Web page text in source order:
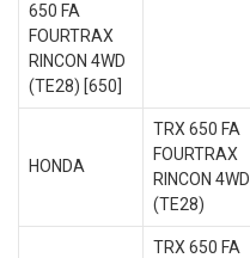
650 FA
FOURTRAX
RINCON 4WD
(TE28) [650]
HONDA
TRX 650 FA
FOURTRAX
RINCON 4WD
(TE28)
TRX 650 FA